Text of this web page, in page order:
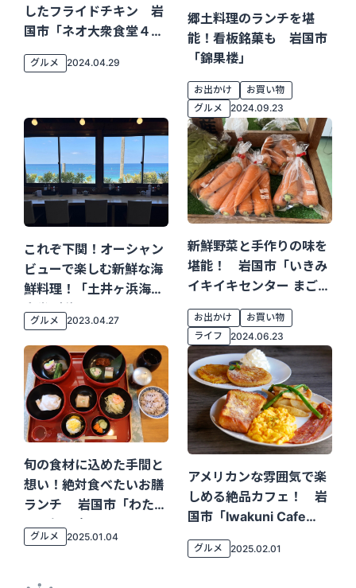
したフライドチキン 岩
国市「ネオ大衆食堂４
７」
グルメ 2024.04.29
郷土料理のランチを堪
能！看板銘菓も 岩国市
「錦果楼」
お出かけ
お買い物
グルメ
2024.09.23
これぞ下関！オーシャン
ビューで楽しむ新鮮な海
鮮料理！「土井ヶ浜海鮮
食堂 晴海」
グルメ 2023.04.27
新鮮野菜と手作りの味を
堪能！ 岩国市「いきみ
イキイキセンター まごこ
ろの里」
お出かけ
お買い物
ライフ
2024.06.23
旬の食材に込めた手間と
想い！絶対食べたいお膳
ランチ 岩国市「わたぼ
うし保津店」
グルメ 2025.01.04
アメリカンな雰囲気で楽
しめる絶品カフェ！ 岩
国市「Iwakuni Cafe
Halihali」
グルメ 2025.02.01